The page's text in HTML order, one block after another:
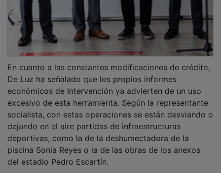
En cuanto a las constantes modificaciones de crédito,
De Luz ha señalado que los propios informes
económicos de Intervención ya advierten de un uso
excesivo de esta herramienta. Según la representante
socialista, con estas operaciones se están desviando o
dejando en el aire partidas de infraestructuras
deportivas, como la de la deshumectadora de la
piscina Sonia Reyes o la de las obras de los anexos
del estadio Pedro Escartín.